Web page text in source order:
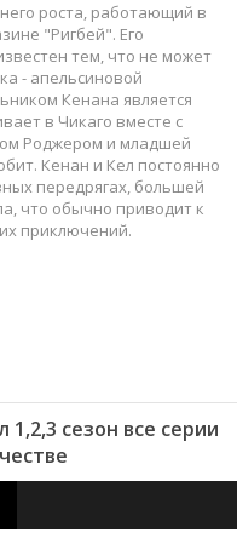
роста, работающий в
"Ригбей". Его
тем, что не может
- апельсиновой
Кенана является
в Чикаго вместе с
Роджером и младшей
Кенан и Кел постоянно
передрягах, большей
что обычно приводит к
приключений.
сезон все серии